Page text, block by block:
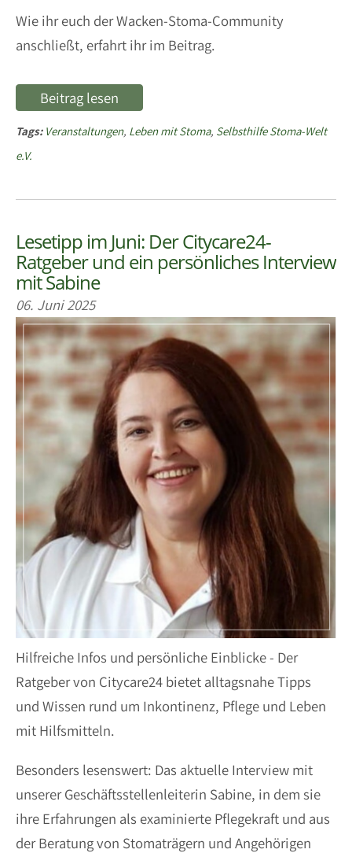
Wie ihr euch der Wacken-Stoma-Community
anschließt, erfahrt ihr im Beitrag.
Beitrag lesen
Tags: Veranstaltungen, Leben mit Stoma, Selbsthilfe Stoma-Welt
e.V.
Lesetipp im Juni: Der Citycare24-
Ratgeber und ein persönliches Interview
mit Sabine
06. Juni 2025
Hilfreiche Infos und persönliche Einblicke - Der
Ratgeber von Citycare24 bietet alltagsnahe Tipps
und Wissen rund um Inkontinenz, Pflege und Leben
mit Hilfsmitteln.
Besonders lesenswert: Das aktuelle Interview mit
unserer Geschäftsstellenleiterin Sabine, in dem sie
ihre Erfahrungen als examinierte Pflegekraft und aus
der Beratung von Stomaträgern und Angehörigen